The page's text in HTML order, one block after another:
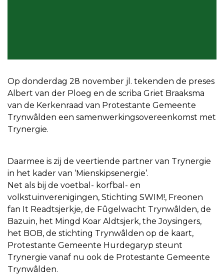
Op donderdag 28 november jl. tekenden de preses
Albert van der Ploeg en de scriba Griet Braaksma
van de Kerkenraad van Protestante Gemeente
Trynwâlden een samenwerkingsovereenkomst met
Trynergie.
Daarmee is zij de veertiende partner van Trynergie
in het kader van ‘Mienskipsenergie’.
Net als bij de voetbal- korfbal- en
volkstuinverenigingen, Stichting SWIM!, Freonen
fan It Readtsjerkje, de Fûgelwacht Trynwâlden, de
Bazuin, het Mingd Koar Aldtsjerk, the Joysingers,
het BOB, de stichting Trynwâlden op de kaart,
Protestante Gemeente Hurdegaryp steunt
Trynergie vanaf nu ook de Protestante Gemeente
Trynwâlden.